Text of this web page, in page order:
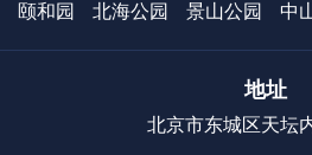
颐和园
北海公园 景山公园 中
地址
北京市东城区天坛